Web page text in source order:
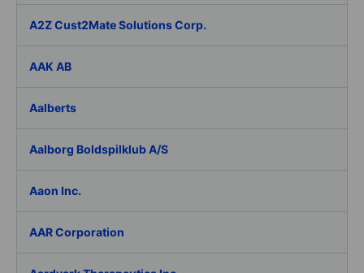
A2Z Cust2Mate Solutions Corp.
AAK AB
Aalberts
Aalborg Boldspilklub A/S
Aaon Inc.
AAR Corporation